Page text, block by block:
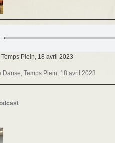
Plein, 18 avril 2023
Danse, Temps Plein, 18 avril 2023